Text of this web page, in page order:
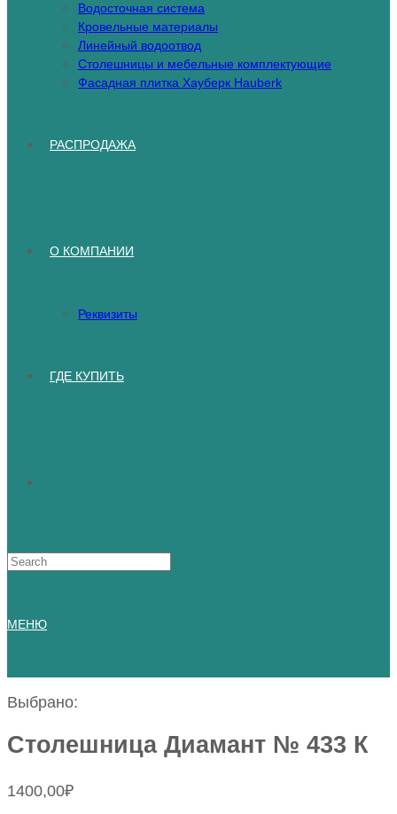
Водосточная система
Кровельные материалы
Линейный водоотвод
Столешницы и мебельные комплектующие
Фасадная плитка Хауберк Hauberk
РАСПРОДАЖА
О КОМПАНИИ
Реквизиты
ГДЕ КУПИТЬ
Искать:
МЕНЮ
Выбрано:
Столешница Диамант № 433 К
1400,00₽